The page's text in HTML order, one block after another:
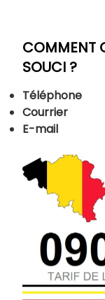
COMMENT
SOUCI ?
Téléphone
Courrier
E-mail